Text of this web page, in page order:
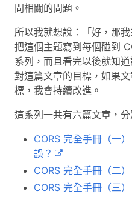
問相關的問題。
所以我就想說：「好，那
把這個主題寫到每個碰到
系列，而且看完以後就知
對這篇文章的目標，如果
標，我會持續改進。
這系列一共有六篇文章，分
CORS 完全手冊（一
誤？
CORS 完全手冊（二
CORS 完全手冊（三